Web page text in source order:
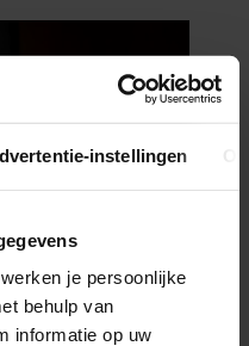
instellingen
je persoonlijke
behulp van
informatie op uw